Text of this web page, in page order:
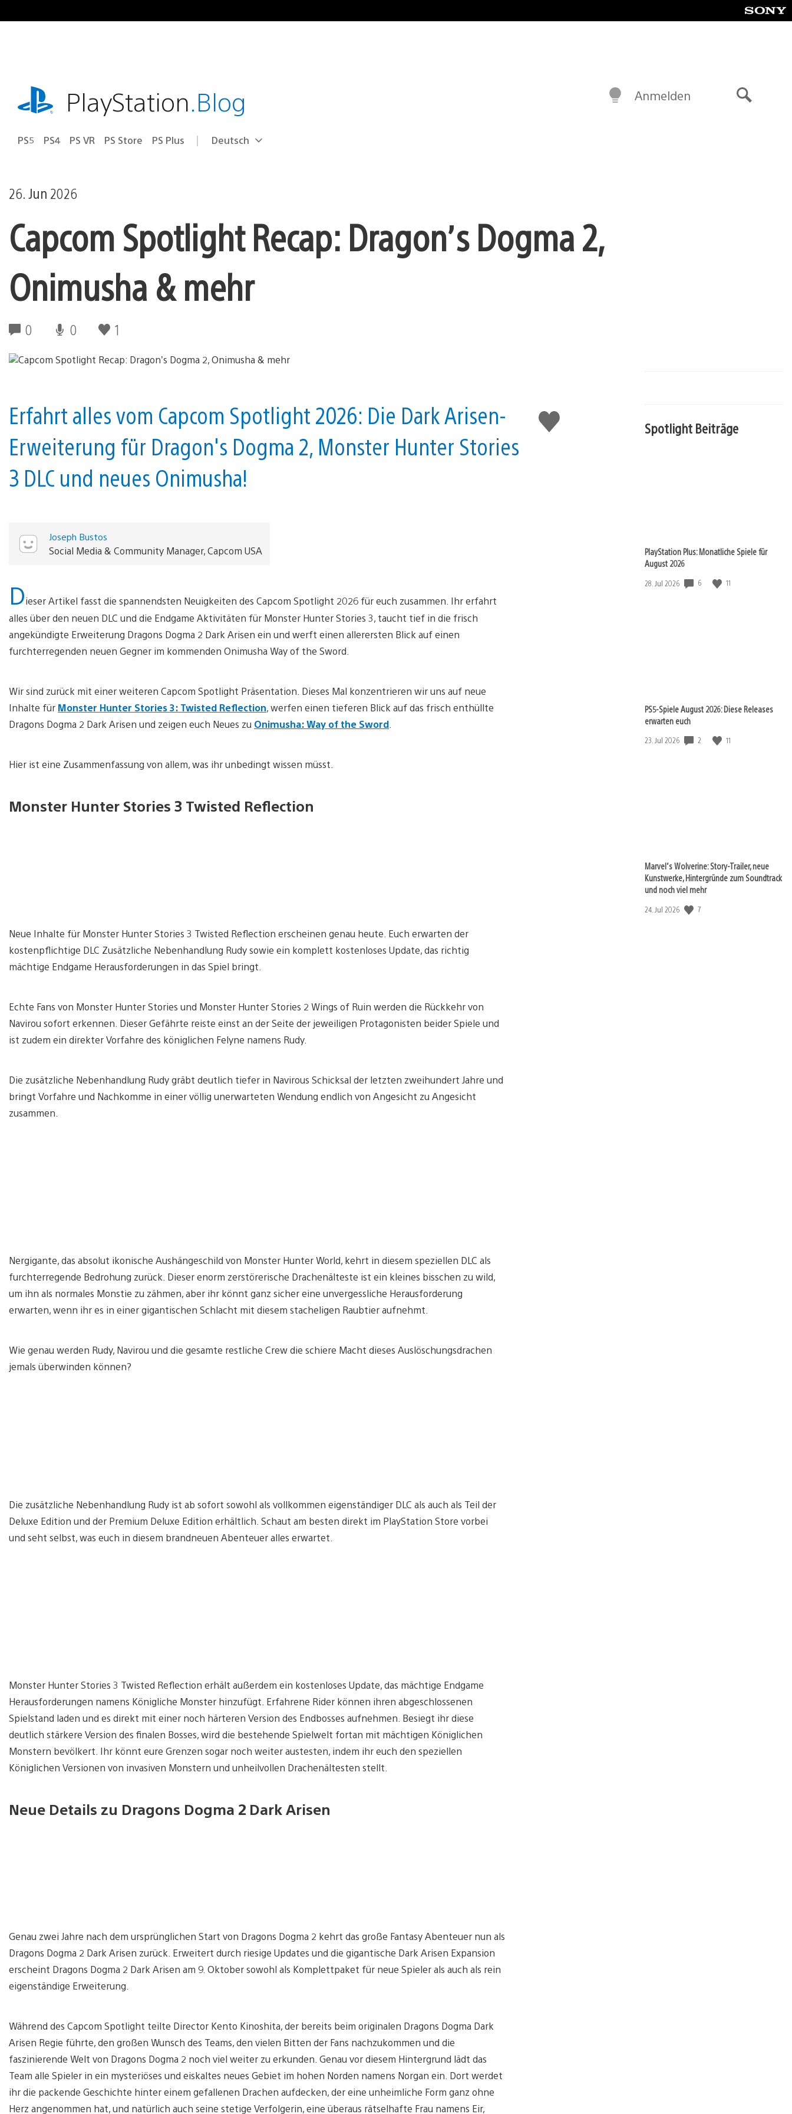
Inhalt
playstation.comPlayStation.Blog
PS5 PS4 PS VR PS Store PS Plus Select
Aktuelle
Deutsch
Anmelden
26. Jun 2026
Capcom Spotlight Recap: Dragon’s Dogma 2,
Onimusha & mehr
0 0 1
Gefällt
mir
Erfahrt alles vom Capcom Spotlight 2026: Die Dark Arisen-
Erweiterung für Dragon's Dogma 2, Monster Hunter Stories
3 DLC und neues Onimusha!
Joseph Bustos
Social Media & Community Manager, Capcom USA
Dieser Artikel fasst die spannendsten Neuigkeiten des Capcom Spotlight 2026 für euch zusammen. Ihr erfahrt
alles über den neuen DLC und die Endgame Aktivitäten für Monster Hunter Stories 3, taucht tief in die frisch
angekündigte Erweiterung Dragons Dogma 2 Dark Arisen ein und werft einen allerersten Blick auf einen
furchterregenden neuen Gegner im kommenden Onimusha Way of the Sword.
Wir sind zurück mit einer weiteren Capcom Spotlight Präsentation. Dieses Mal konzentrieren wir uns auf neue
Inhalte für Monster Hunter Stories 3: Twisted Reflection, werfen einen tieferen Blick auf das frisch enthüllte
Dragons Dogma 2 Dark Arisen und zeigen euch Neues zu Onimusha: Way of the Sword
Hier ist eine Zusammenfassung von allem, was ihr unbedingt wissen müsst.
Monster Hunter Stories 3 Twisted Reflection
Neue Inhalte für Monster Hunter Stories 3 Twisted Reflection erscheinen genau heute. Euch erwarten der
kostenpflichtige DLC Zusätzliche Nebenhandlung Rudy sowie ein komplett kostenloses Update, das richtig
mächtige Endgame Herausforderungen in das Spiel bringt.
Echte Fans von Monster Hunter Stories und Monster Hunter Stories 2 Wings of Ruin werden die Rückkehr von
Navirou sofort erkennen. Dieser Gefährte reiste einst an der Seite der jeweiligen Protagonisten beider Spiele und
ist zudem ein direkter Vorfahre des königlichen Felyne namens Rudy.
Die zusätzliche Nebenhandlung Rudy gräbt deutlich tiefer in Navirous Schicksal der letzten zweihundert Jahre und
bringt Vorfahre und Nachkomme in einer völlig unerwarteten Wendung endlich von Angesicht zu Angesicht
zusammen.
Nergigante, das absolut ikonische Aushängeschild von Monster Hunter World, kehrt in diesem speziellen DLC als
furchterregende Bedrohung zurück. Dieser enorm zerstörerische Drachenälteste ist ein kleines bisschen zu wild,
um ihn als normales Monstie zu zähmen, aber ihr könnt ganz sicher eine unvergessliche Herausforderung
erwarten, wenn ihr es in einer gigantischen Schlacht mit diesem stacheligen Raubtier aufnehmt.
Wie genau werden Rudy, Navirou und die gesamte restliche Crew die schiere Macht dieses Auslöschungsdrachen
jemals überwinden können?
Die zusätzliche Nebenhandlung Rudy ist ab sofort sowohl als vollkommen eigenständiger DLC als auch als Teil der
Deluxe Edition und der Premium Deluxe Edition erhältlich. Schaut am besten direkt im PlayStation Store vorbei
und seht selbst, was euch in diesem brandneuen Abenteuer alles erwartet.
Monster Hunter Stories 3 Twisted Reflection erhält außerdem ein kostenloses Update, das mächtige Endgame
Herausforderungen namens Königliche Monster hinzufügt. Erfahrene Rider können ihren abgeschlossenen
Spielstand laden und es direkt mit einer noch härteren Version des Endbosses aufnehmen. Besiegt ihr diese
deutlich stärkere Version des finalen Bosses, wird die bestehende Spielwelt fortan mit mächtigen Königlichen
Monstern bevölkert. Ihr könnt eure Grenzen sogar noch weiter austesten, indem ihr euch den speziellen
Königlichen Versionen von invasiven Monstern und unheilvollen Drachenältesten stellt.
Neue Details zu Dragons Dogma 2 Dark Arisen
Genau zwei Jahre nach dem ursprünglichen Start von Dragons Dogma 2 kehrt das große Fantasy Abenteuer nun als
Dragons Dogma 2 Dark Arisen zurück. Erweitert durch riesige Updates und die gigantische Dark Arisen Expansion
erscheint Dragons Dogma 2 Dark Arisen am 9. Oktober sowohl als Komplettpaket für neue Spieler als auch als rein
eigenständige Erweiterung.
Während des Capcom Spotlight teilte Director Kento Kinoshita, der bereits beim originalen Dragons Dogma Dark
Arisen Regie führte, den großen Wunsch des Teams, den vielen Bitten der Fans nachzukommen und die
faszinierende Welt von Dragons Dogma 2 noch viel weiter zu erkunden. Genau vor diesem Hintergrund lädt das
Team alle Spieler in ein mysteriöses und eiskaltes neues Gebiet im hohen Norden namens Norgan ein. Dort werdet
ihr die packende Geschichte hinter einem gefallenen Drachen aufdecken, der eine unheimliche Form ganz ohne
Herz angenommen hat, und natürlich auch seine stetige Verfolgerin, eine überaus rätselhafte Frau namens Eir,
Spotlight Beiträge
PlayStation Plus: Monatliche Spiele für
August 2026
Veröffentlichungsdatum:
28. Jul 2026 6 11
PS5-Spiele August 2026: Diese Releases
erwarten euch
Veröffentlichungsdatum:
23. Jul 2026 2 11
Marvel‘s Wolverine: Story-Trailer, neue
Kunstwerke, Hintergründe zum Soundtrack
und noch viel mehr
Veröffentlichungsdatum:
24. Jul 2026 7